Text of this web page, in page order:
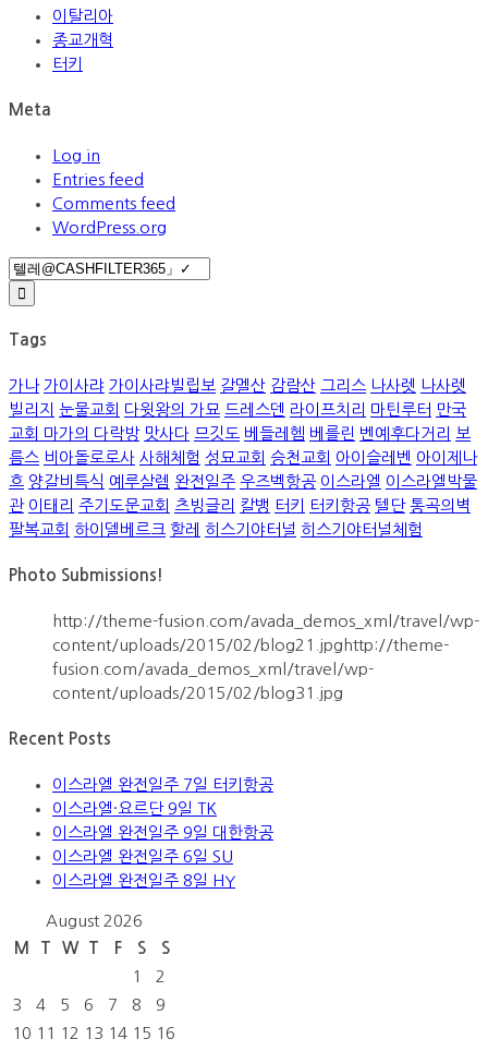
이탈리아
종교개혁
터키
Meta
Log in
Entries feed
Comments feed
WordPress.org
Search
for:
Tags
가나 가이사랴 가이사랴빌립보 갈멜산 감람산 그리스 나사렛 나사렛
빌리지 눈물교회 다윗왕의 가묘 드레스덴 라이프치리 마틴루터 만국
교회 마가의 다락방 맛사다 므깃도 베들레헴 베를린 벤예후다거리 보
름스 비아돌로로사 사해체험 성묘교회 승천교회 아이슬레벤 아이제나
흐 양갈비특식 예루살렘 완전일주 우즈벡항공 이스라엘 이스라엘박물
관 이태리 주기도문교회 츠빙글리 칼뱅 터키 터키항공 텔단 통곡의벽
팔복교회 하이델베르크 할레 히스기야터널 히스기야터널체험
Photo Submissions!
http://theme-fusion.com/avada_demos_xml/travel/wp-
content/uploads/2015/02/blog21.jpghttp://theme-
fusion.com/avada_demos_xml/travel/wp-
content/uploads/2015/02/blog31.jpg
Recent Posts
이스라엘 완전일주 7일 터키항공
이스라엘·요르단 9일 TK
이스라엘 완전일주 9일 대한항공
이스라엘 완전일주 6일 SU
이스라엘 완전일주 8일 HY
August 2026
M
T W T F S
S
1
2
3
4 5 6 7 8
9
10 11 12 13 14 15 16